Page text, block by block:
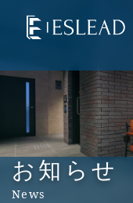
お知らせ
News